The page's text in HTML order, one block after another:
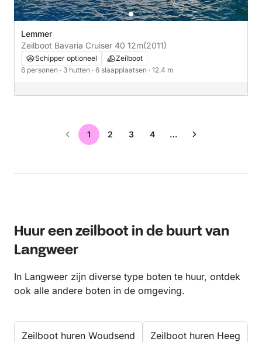
Lemmer
Zeilboot Bavaria Cruiser 40 12m(2011)
Schipper optioneel
Zeilboot
6 personen · 3 hutten · 6 slaapplaatsen · 12.4 m
1 2 3 4 …
Huur een zeilboot in de buurt van
Langweer
In Langweer zijn diverse type boten te huur, ontdek
ook alle andere boten in de omgeving.
Zeilboot huren Woudsend Zeilboot huren Heeg